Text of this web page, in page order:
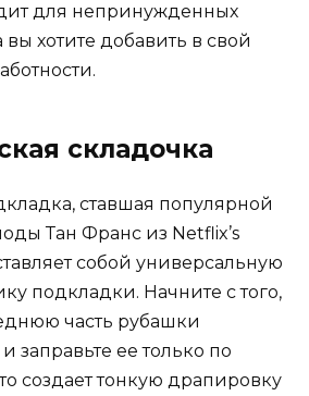
для непринужденных
вы хотите добавить в свой
складочка
ставшая популярной
Тан Франс из Netflix’s
собой универсальную
подкладки. Начните с того,
часть рубашки
заправьте ее только по
создает тонкую драпировку